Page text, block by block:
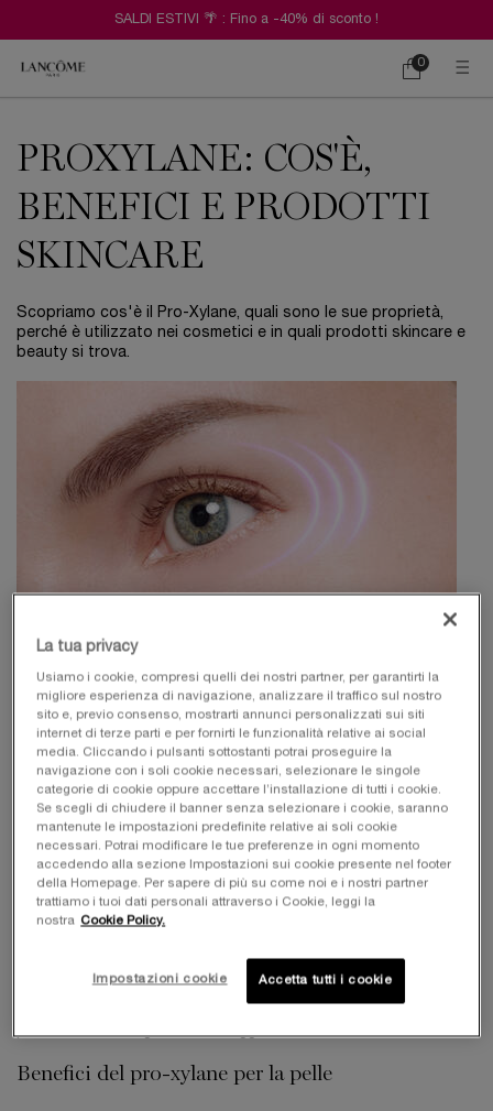
SALDI ESTIVI 🌴 : Fino a -40% di sconto !
Carrello
0
0 prodotto
PROXYLANE: COS'È,
BENEFICI E PRODOTTI
SKINCARE
Scopriamo cos'è il Pro-Xylane, quali sono le sue proprietà,
perché è utilizzato nei cosmetici e in quali prodotti skincare e
beauty si trova.
Pro-Xylane: un ingrediente chiave per
la skincare
Nel vasto universo della skincare, alcuni ingredienti si
distinguono per la loro efficacia e il pro-xylane è sicuramente
uno di essi. Questo composto, noto anche come
hydroxypropyl tetrahydropyrantriol, è diventato un pilastro in
moltiprodotti per il trattamento della pelle di alta qualità,
grazie alle sue proprietà e ai benefici che offre.
Composizione e origine del pro-xylane
Il pro-xylane è un’attivo chiave presente in numerosi prodotti
skincare di eccellenza. Di origine vegetale, questa molecola è
ottenuta a partire dallo xilosio, uno zucchero naturale
Benefici del pro-xylane per la pelle
La tua privacy
Usiamo i cookie, compresi quelli dei nostri partner, per garantirti la
migliore esperienza di navigazione, analizzare il traffico sul nostro
sito e, previo consenso, mostrarti annunci personalizzati sui siti
internet di terze parti e per fornirti le funzionalità relative ai social
media. Cliccando i pulsanti sottostanti potrai proseguire la
navigazione con i soli cookie necessari, selezionare le singole
categorie di cookie oppure accettare l’installazione di tutti i cookie.
Se scegli di chiudere il banner senza selezionare i cookie, saranno
mantenute le impostazioni predefinite relative ai soli cookie
necessari. Potrai modificare le tue preferenze in ogni momento
accedendo alla sezione Impostazioni sui cookie presente nel footer
della Homepage. Per sapere di più su come noi e i nostri partner
trattiamo i tuoi dati personali attraverso i Cookie, leggi la
nostra Cookie Policy.
Impostazioni cookie Accetta tutti i cookie